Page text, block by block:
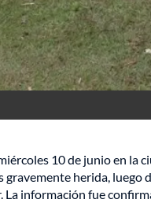
10 de junio en la
gravemente herida,
La información fue